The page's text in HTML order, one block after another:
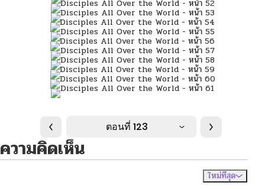
ตอนที่ 123
ความคิดเห็น
ใหม่ที่สุด